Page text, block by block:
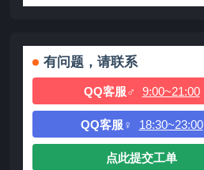
有问题，请联系
QQ客服♂ 9:00~21:00
QQ客服♀ 18:30~23:00
点此提交工单